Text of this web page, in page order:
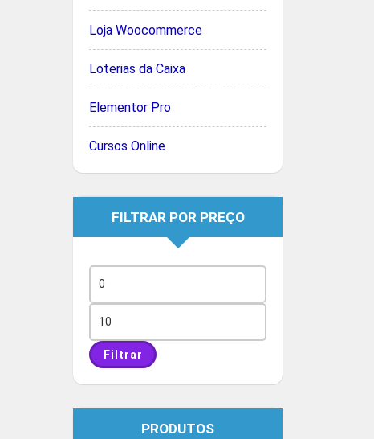
Loja Woocommerce
Loterias da Caixa
Elementor Pro
Cursos Online
FILTRAR POR PREÇO
mínimo
máximo
Filtrar
PRODUTOS